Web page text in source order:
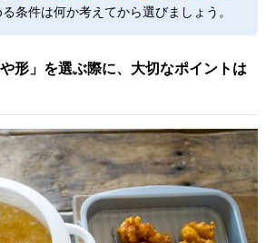
条件は何か考えてから選びましょう。
形」を選ぶ際に、大切なポイントは